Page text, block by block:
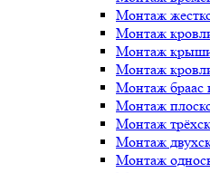
Монтаж
Монтаж
Монтаж крыши
Монтаж
Монтаж браас
Монтаж
Монтаж
Монтаж
Монтаж